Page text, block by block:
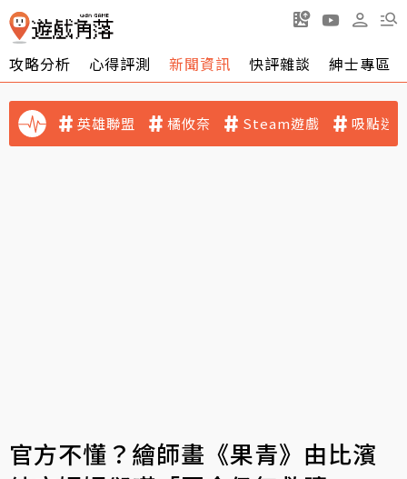
攻略分析 心得評測 新聞資訊 快評雜談 紳士專區
英雄聯盟 橘攸奈 Steam遊戲 吸點迷
官方不懂？繪師畫《果青》由比濱